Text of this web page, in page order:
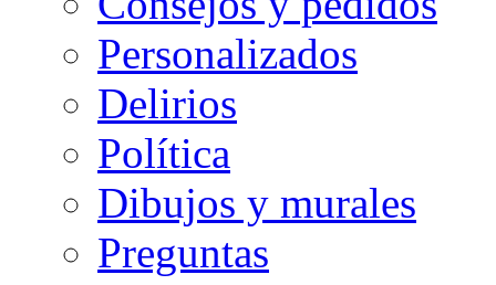
Personalizados
Delirios
Política
Dibujos y murales
Preguntas